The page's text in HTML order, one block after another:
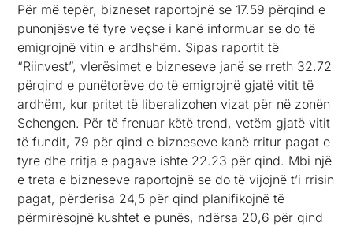
Për më tepër, bizneset raportojnë se 17.59 përqind e
punonjësve të tyre veçse i kanë informuar se do të
emigrojnë vitin e ardhshëm. Sipas raportit të
“Riinvest”, vlerësimet e bizneseve janë se rreth 32.72
përqind e punëtorëve do të emigrojnë gjatë vitit të
ardhëm, kur pritet të liberalizohen vizat për në zonën
Schengen. Për të frenuar këtë trend, vetëm gjatë vitit
të fundit, 79 për qind e bizneseve kanë rritur pagat e
tyre dhe rritja e pagave ishte 22.23 për qind. Mbi një
e treta e bizneseve raportojnë se do të vijojnë t’i rrisin
pagat, përderisa 24,5 për qind planifikojnë të
përmirësojnë kushtet e punës, ndërsa 20,6 për qind